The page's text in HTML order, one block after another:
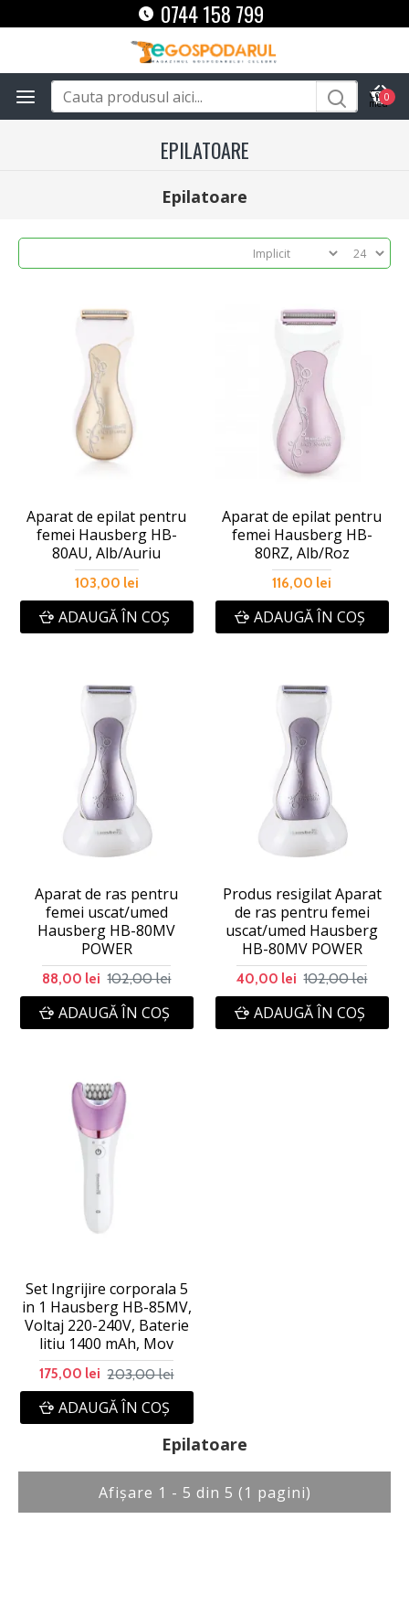
0744 158 799
0
EPILATOARE
Epilatoare
Aparat de epilat pentru
femei Hausberg HB-
80AU, Alb/Auriu
103,00 lei
ADAUGĂ ÎN COŞ
Aparat de epilat pentru
femei Hausberg HB-
80RZ, Alb/Roz
116,00 lei
ADAUGĂ ÎN COŞ
Aparat de ras pentru
femei uscat/umed
Hausberg HB-80MV
POWER
88,00 lei 102,00 lei
ADAUGĂ ÎN COŞ
Produs resigilat Aparat
de ras pentru femei
uscat/umed Hausberg
HB-80MV POWER
40,00 lei 102,00 lei
ADAUGĂ ÎN COŞ
Set Ingrijire corporala 5
in 1 Hausberg HB-85MV,
Voltaj 220-240V, Baterie
litiu 1400 mAh, Mov
175,00 lei 203,00 lei
ADAUGĂ ÎN COŞ
Epilatoare
Afişare 1 - 5 din 5 (1 pagini)